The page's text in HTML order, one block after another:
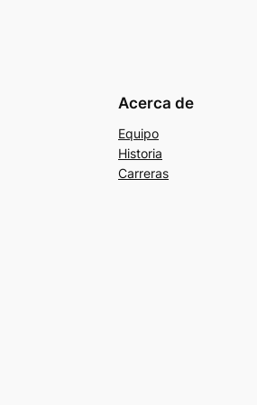
Acerca de
Equipo
Historia
Carreras